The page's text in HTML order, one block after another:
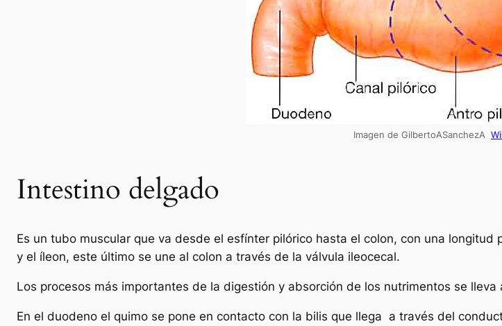
Imagen de GilbertoASanchezA
Intestino delgado
Es un tubo muscular que va desde el esfínter pilórico hasta el colon, con una
y el íleon, este último se une al colon a través de la válvula ileocecal.
Los procesos más importantes de la digestión y absorción de los nutrimentos se
En el duodeno el quimo se pone en contacto con la bilis que llega a través del